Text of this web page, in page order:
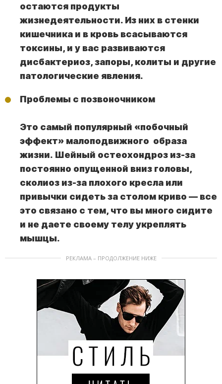
остаются продукты
жизнедеятельности. Из них в стенки
кишечника и в кровь всасываются
токсины, и у вас развиваются
дисбактериоз, запоры, колиты и другие
патологические явления.
Проблемы с позвоночником
Это самый популярный «побочный
эффект» малоподвижного образа
жизни. Шейный остеохондроз из-за
постоянно опущенной вниз головы,
сколиоз из-за плохого кресла или
привычки сидеть за столом криво — все
это связано с тем, что вы много сидите
и не даете своему телу укреплять
мышцы.
РЕКЛАМА – ПРОДОЛЖЕНИЕ НИЖЕ